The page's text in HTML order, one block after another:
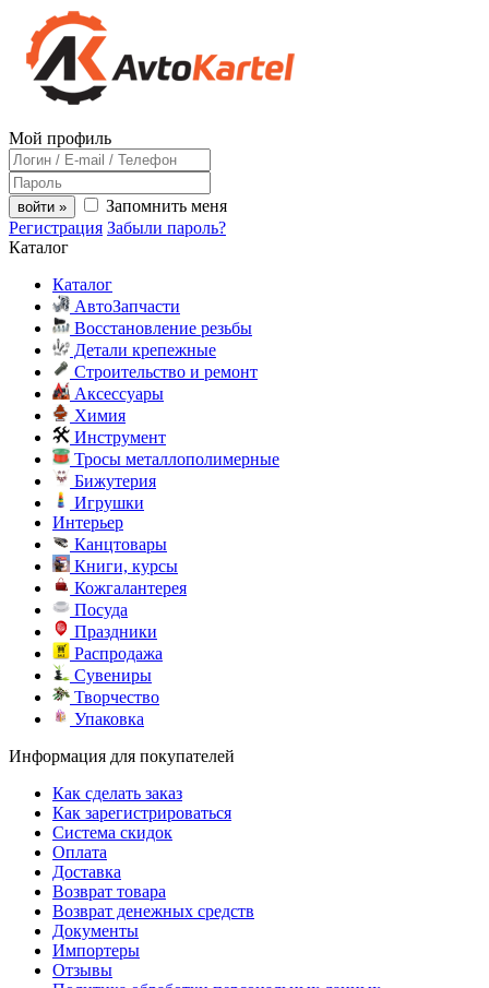
Мой профиль
войти »
Запомнить меня
Регистрация Забыли пароль?
Каталог
Каталог
АвтоЗапчасти
Восстановление резьбы
Детали крепежные
Строительство и ремонт
Аксессуары
Химия
Инструмент
Тросы металлополимерные
Бижутерия
Игрушки
Интерьер
Канцтовары
Книги, курсы
Кожгалантерея
Посуда
Праздники
Распродажа
Сувениры
Творчество
Упаковка
Информация для покупателей
Как сделать заказ
Как зарегистрироваться
Система скидок
Оплата
Доставка
Возврат товара
Возврат денежных средств
Документы
Импортеры
Отзывы